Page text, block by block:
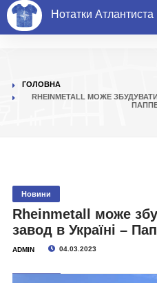
Нотатки Атлантиста
ГОЛОВНА
RHEINMETALL МОЖЕ
Новини
Rheinmetall може
завод в Україні –
ADMIN 04.03.2023